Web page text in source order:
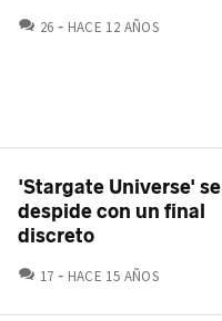
26 COMENTARIOS
HACE 12 AÑOS
'Stargate Universe' se
despide con un final
discreto
17 COMENTARIOS
HACE 15 AÑOS